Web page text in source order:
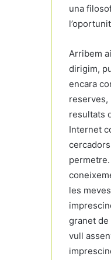
una
Arribem
dirigim,
encara
reserves,
resultats
Internet
permetre.
les
granet de
vull